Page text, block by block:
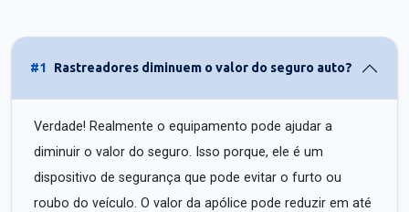
#1 Rastreadores diminuem o valor do seguro auto?
Verdade! Realmente o equipamento pode ajudar a
diminuir o valor do seguro. Isso porque, ele é um
dispositivo de segurança que pode evitar o furto ou
roubo do veículo. O valor da apólice pode reduzir em até